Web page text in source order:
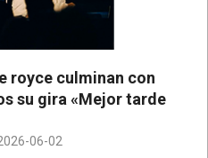
royce culminan con
su gira «Mejor tarde
06-02